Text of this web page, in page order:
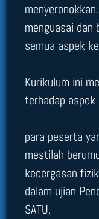
menguasai dan
semua aspek
Kurikulum ini
terhadap aspek
para peserta
mestilah
kecergasan
dalam ujian
SATU.